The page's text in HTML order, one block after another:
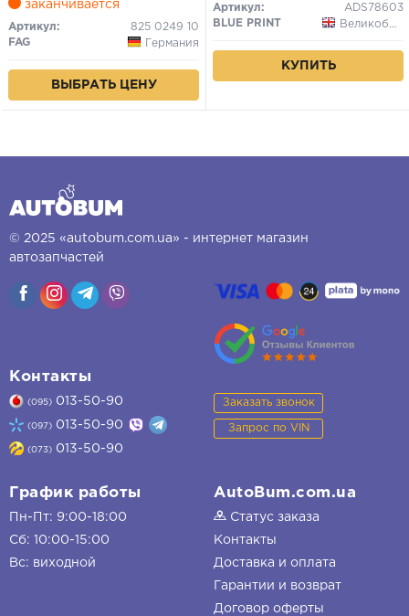
заканчивается
Артикул:
825 0249 10
FAG
Германия
ВЫБРАТЬ ЦЕНУ
Артикул:
ADS78603
BLUE PRINT
Великобритания
КУПИТЬ
© 2025 «autobum.com.ua» - интернет магазин
автозапчастей
Контакты
(095) 013-50-90
(097) 013-50-90
(073) 013-50-90
Заказать звонок
Запрос по VIN
График работы
Пн-Пт: 9:00-18:00
Сб: 10:00-15:00
Вс: виходной
AutoBum.com.ua
Статус заказа
Контакты
Доставка и оплата
Гарантии и возврат
Договор оферты